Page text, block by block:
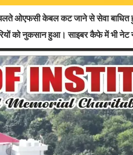
के चलते ओएफसी केबल कट जाने से सेवा
को नुकसान हुआ। साइबर कैफे में भी